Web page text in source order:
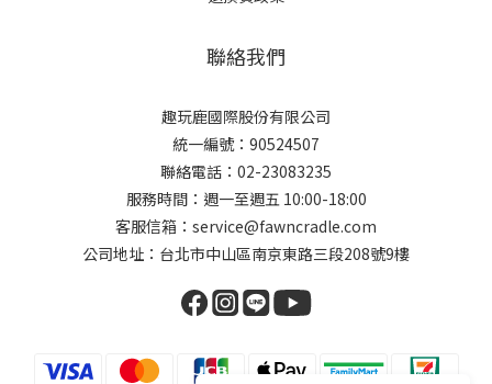
聯絡我們
趣玩鹿國際股份有限公司
統一編號：90524507
聯絡電話：02-23083235
服務時間：週一至週五 10:00-18:00
客服信箱：service@fawncradle.com
公司地址：台北市中山區南京東路三段208號9樓